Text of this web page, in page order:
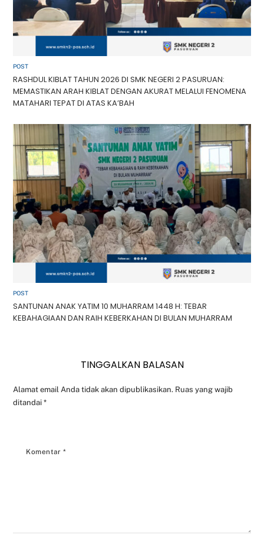
POST
RASHDUL KIBLAT TAHUN 2026 DI SMK NEGERI 2 PASURUAN:
MEMASTIKAN ARAH KIBLAT DENGAN AKURAT MELALUI FENOMENA
MATAHARI TEPAT DI ATAS KA’BAH
POST
SANTUNAN ANAK YATIM 10 MUHARRAM 1448 H: TEBAR
KEBAHAGIAAN DAN RAIH KEBERKAHAN DI BULAN MUHARRAM
TINGGALKAN BALASAN
Alamat email Anda tidak akan dipublikasikan. Ruas yang wajib
ditandai*
Komentar *